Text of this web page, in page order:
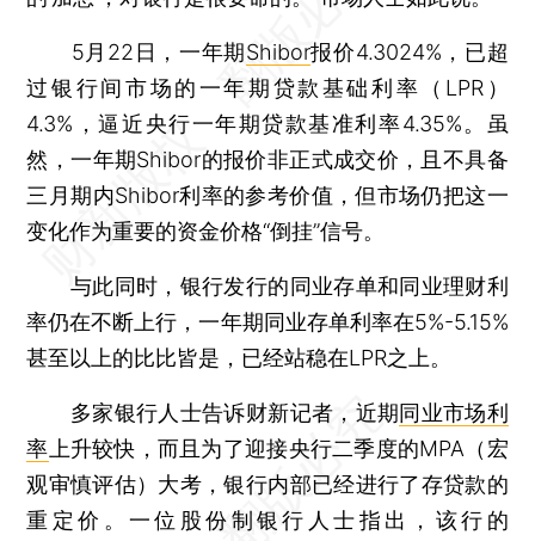
5月22日，一年期Shibor报价4.3024%，已超
过银行间市场的一年期贷款基础利率（LPR）
4.3%，逼近央行一年期贷款基准利率4.35%。虽
然，一年期Shibor的报价非正式成交价，且不具备
三月期内Shibor利率的参考价值，但市场仍把这一
变化作为重要的资金价格“倒挂”信号。
与此同时，银行发行的同业存单和同业理财利
率仍在不断上行，一年期同业存单利率在5%-5.15%
甚至以上的比比皆是，已经站稳在LPR之上。
多家银行人士告诉财新记者，近期同业市场利
率 上升较快，而且为了迎接央行二季度的MPA（宏
观审慎评估）大考，银行内部已经进行了存贷款的
重定价。一位股份制银行人士指出，该行的